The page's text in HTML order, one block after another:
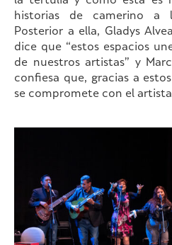
historias de camerino a
Posterior a ella, Gladys
dice que “estos espacios
de nuestros artistas” y
confiesa que, gracias a
se compromete con el